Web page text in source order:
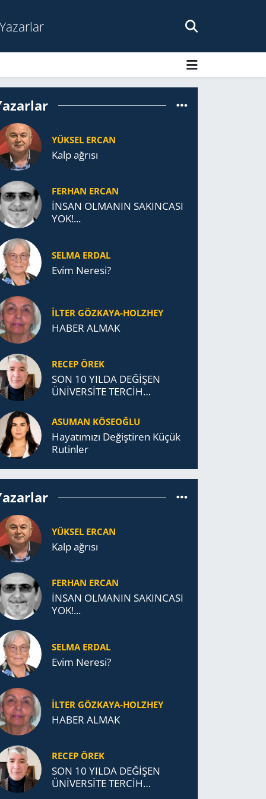
Yazarlar
YÜKSEL ERCAN
Kalp ağrısı
FERHAN ERCAN
İNSAN OLMANIN SAKINCASI
YOK!...
SELMA ERDAL
Evim Neresi?
İLTER GÖZKAYA-HOLZHEY
HABER ALMAK
RECEP ÖREK
SON 10 YILDA DEĞİŞEN
ÜNİVERSİTE TERCİH
ASUMAN KÖSEOĞLU
Ha­ya­tı­mı­zı De­ğiş­ti­ren Küçük
Ru­tin­ler
YÜKSEL ERCAN
Kalp ağrısı
FERHAN ERCAN
İNSAN OLMANIN SAKINCASI
YOK!...
SELMA ERDAL
Evim Neresi?
İLTER GÖZKAYA-HOLZHEY
HABER ALMAK
RECEP ÖREK
SON 10 YILDA DEĞİŞEN
ÜNİVERSİTE TERCİH